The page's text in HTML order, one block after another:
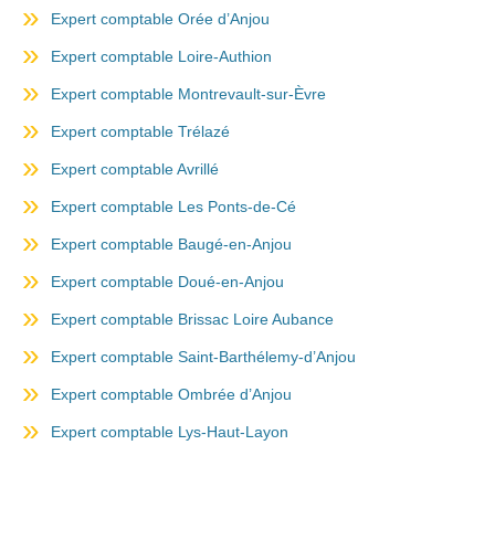
Expert comptable Orée d’Anjou
Expert comptable Loire-Authion
Expert comptable Montrevault-sur-Èvre
Expert comptable Trélazé
Expert comptable Avrillé
Expert comptable Les Ponts-de-Cé
Expert comptable Baugé-en-Anjou
Expert comptable Doué-en-Anjou
Expert comptable Brissac Loire Aubance
Expert comptable Saint-Barthélemy-d’Anjou
Expert comptable Ombrée d’Anjou
Expert comptable Lys-Haut-Layon